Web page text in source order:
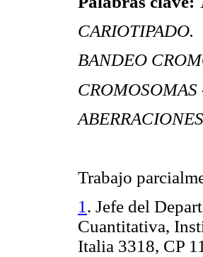
CARIOTIPADO.
BANDEO
CROMOSOMAS
Trabajo
1 . Jefe del
Cuantitativa,
Italia 3318, CP